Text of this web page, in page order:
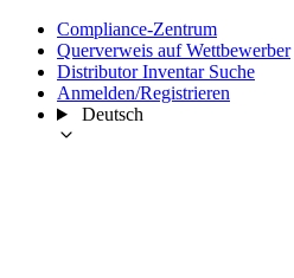
Compliance-Zentrum
Querverweis auf Wettbewerber
Distributor Inventar Suche
Anmelden/Registrieren
Deutsch